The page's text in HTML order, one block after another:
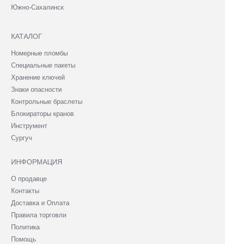
Южно-Сахалинск
КАТАЛОГ
Номерные пломбы
Специальные пакеты
Хранение ключей
Знаки опасности
Контрольные браслеты
Блокираторы кранов
Инструмент
Сургуч
ИНФОРМАЦИЯ
О продавце
Контакты
Доставка и Оплата
Правила торговли
Политика
Помощь